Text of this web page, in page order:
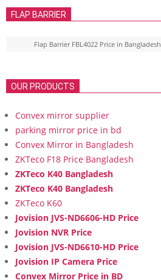
FLAP BARRIER
Flap Barrier FBL4022 Price in Bangladesh
OUR PRODUCTS
Convex mirror supplier
parking mirror price in bd
Convex Mirror in Bangladesh
ZKTeco F18 Price Bangladesh
ZKTeco K40 Bangladesh
ZKTeco K40 Bangladesh
ZKTeco K60
Jovision JVS-ND6606-HD Price
Jovision NVR Price
Jovision JVS-ND6610-HD Price
Jovision IP Camera Price
Convex Mirror Price in BD